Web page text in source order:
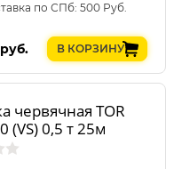
по СПб: 500 Руб.
руб. В КОРЗИНУ
червячная TOR
(VS) 0,5 т 25м